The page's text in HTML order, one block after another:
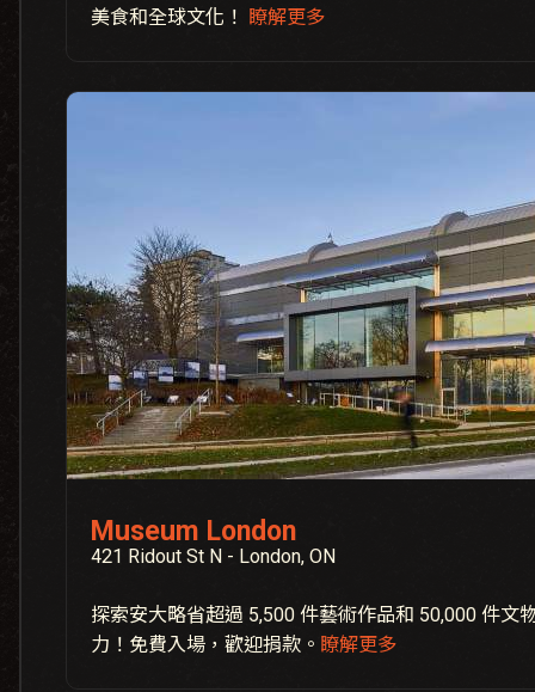
美食和全球文化！ 瞭解更多
Museum London
421 Ridout St N - London, ON
探索安大略省超過 5,500 件藝術作品和 50,000 件文
力！免費入場，歡迎捐款。 瞭解更多